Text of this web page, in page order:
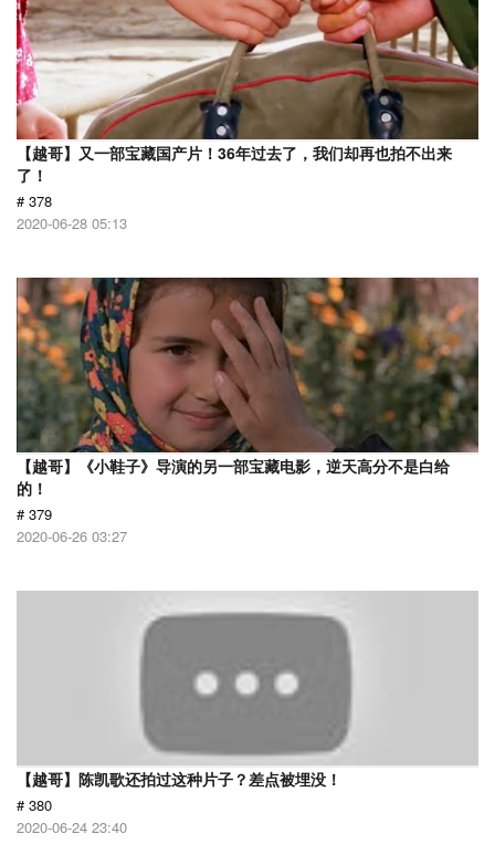
【越哥】又一部宝藏国产片！36年过去了，我们却再也拍不出来
了！
# 378
2020-06-28 05:13
【越哥】《小鞋子》导演的另一部宝藏电影，逆天高分不是白给
的！
# 379
2020-06-26 03:27
【越哥】陈凯歌还拍过这种片子？差点被埋没！
# 380
2020-06-24 23:40